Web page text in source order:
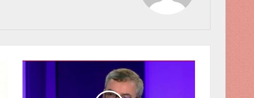
ق
ع
ل
و
ي
ب
و